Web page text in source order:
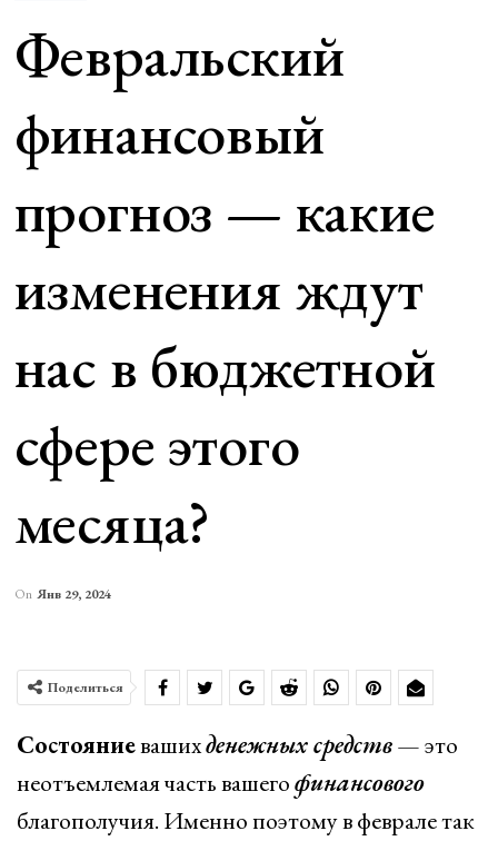
Февральский
финансовый
прогноз — какие
изменения ждут
нас в бюджетной
сфере этого
месяца?
On Янв 29, 2024
Поделиться
Состояниевашихденежных средств— это
неотъемлемая часть вашегофинансового
благополучия. Именно поэтому в феврале так